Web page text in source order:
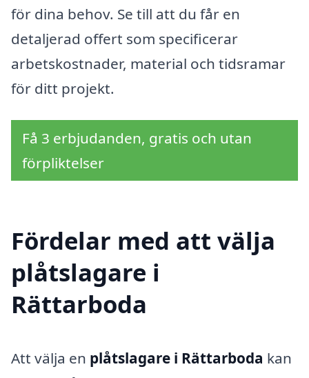
för dina behov. Se till att du får en
detaljerad offert som specificerar
arbetskostnader, material och tidsramar
för ditt projekt.
Få 3 erbjudanden, gratis och utan
förpliktelser
Fördelar med att välja
plåtslagare i
Rättarboda
Att välja en plåtslagare i Rättarboda kan